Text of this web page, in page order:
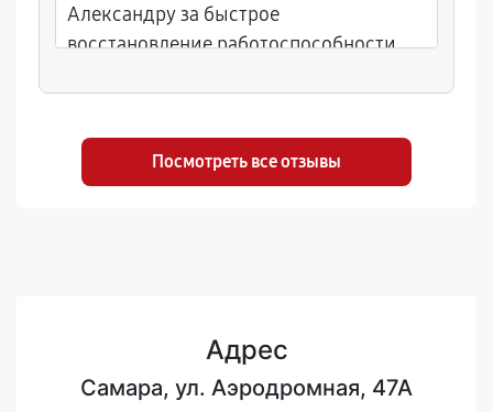
Александру за быстрое
восстановление работоспособности
Посмотреть все отзывы
Адрес
Самара, ул. Аэродромная, 47А